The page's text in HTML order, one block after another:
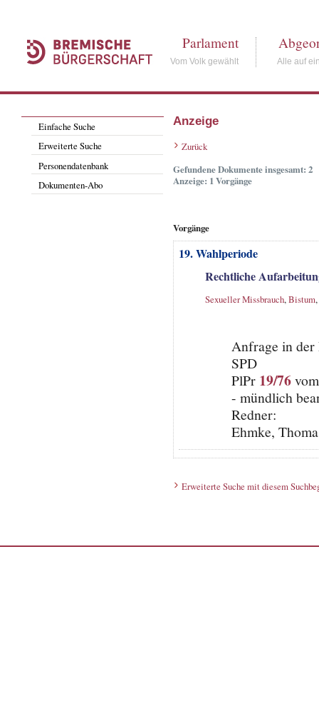
Parlament
Vom Volk gewählt Alle auf
Einfache Suche
Erweiterte Suche
Personendatenbank
Dokumenten-Abo
Anzeige
Zurück
Gefundene Dokumente insgesamt: 2
Anzeige: 1 Vorgänge
Vorgänge
19. Wahlperiode
Rechtliche
Sexueller Missbrauch,Bistum,
Anfrage in
SPD
PlPr 19/76
- mündlich
Redner:
Ehmke,
Erweiterte Suche mit diesem